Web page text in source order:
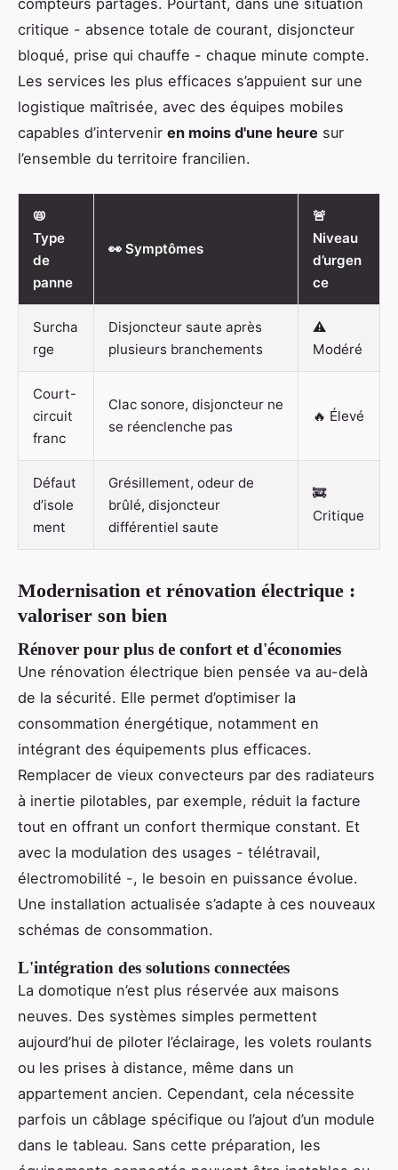
critique - absence totale de courant, disjoncteur
bloqué, prise qui chauffe - chaque minute compte.
Les services les plus efficaces s’appuient sur une
logistique maîtrisée, avec des équipes mobiles
capables d’intervenir en moins d'une heure sur
l’ensemble du territoire francilien.
📛
Type
de
panne
👀 Symptômes
🚨
Niveau
d’urgen
ce
Surcha
rge
Disjoncteur saute après
plusieurs branchements
⚠️
Modéré
Court-
circuit
franc
Clac sonore, disjoncteur ne
se réenclenche pas
🔥 Élevé
Défaut
d’isole
ment
Grésillement, odeur de
brûlé, disjoncteur
différentiel saute
🚒
Critique
Modernisation et rénovation électrique :
valoriser son bien
Rénover pour plus de confort et d'économies
Une rénovation électrique bien pensée va au-delà
de la sécurité. Elle permet d’optimiser la
consommation énergétique, notamment en
intégrant des équipements plus efficaces.
Remplacer de vieux convecteurs par des radiateurs
à inertie pilotables, par exemple, réduit la facture
tout en offrant un confort thermique constant. Et
avec la modulation des usages - télétravail,
électromobilité -, le besoin en puissance évolue.
Une installation actualisée s’adapte à ces nouveaux
schémas de consommation.
L'intégration des solutions connectées
La domotique n’est plus réservée aux maisons
neuves. Des systèmes simples permettent
aujourd’hui de piloter l’éclairage, les volets roulants
ou les prises à distance, même dans un
appartement ancien. Cependant, cela nécessite
parfois un câblage spécifique ou l’ajout d’un module
dans le tableau. Sans cette préparation, les